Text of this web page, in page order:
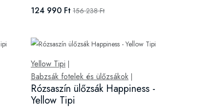
124 990 Ft 156 238 Ft
Yellow Tipi |
Babzsák fotelek és ülőzsákok|
Rózsaszín ülőzsák Happiness -
Yellow Tipi